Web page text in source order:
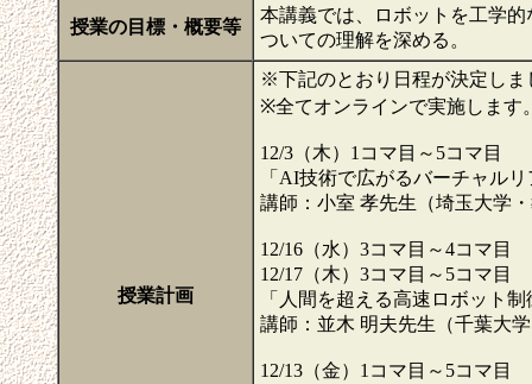
授業の目標・概要等
本講義では、ロボットを工学
ついての理解を深める。
授業計画
※下記のとおり日程が決定しま
※全てオンラインで実施します
12/3（木）1コマ目～5コマ目
「AI技術で広がるバーチャル
講師：小室 孝先生（埼玉大学
12/16（水）3コマ目～4コマ目
12/17（木）3コマ目～5コマ目
「人間を超える高速ロボット
講師：並木 明夫先生（千葉大
12/13（金）1コマ目～5コマ目